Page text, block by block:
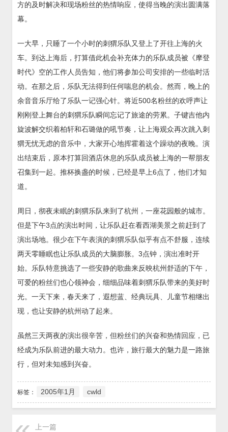
方的及时解决和现场粉丝的热情响应，使得当晚的演出圆满落
幕。
一大早，只睡了一个小时的刺猬乐队又登上了开往上海的火
车。到达上海后，打算借此机会补充体力的乐队成员被《摩登
时代》空的工作人员告知，他们将参加公司安排的一些临时活
动。在那之后，乐队无法得到任何喘息的机会。然而，晚上的
余音音乐厅给了乐队一记强心针。将近500名粉丝的欢呼声让
刚刚登上舞台的刺猬乐队瞬间忘记了旅途的劳累。子键吉他内
旋波解交织着柏轩和石璐做的吼节奏，让上海观众再次跳入刺
猬无忧无虑的音乐中，大家开心地挥霍着这个躁动的夜晚。演
出结束后，原本打算回酒店休息的乐队成员被上海的一帮朋友
召集到一起。推杯换盏的时候，已经是早上6点了，他们才知
道。
周日，彻夜未眠的刺猬乐队来到了杭州，一座花园般的城市。
但是下午3点的演出时间，让乐队赶在看西湖美景之前赶到了
演出场地。很少在下午表演的刺猬乐队似乎有点不舒服，连续
两天零睡眠也让乐队成员的大脑膨胀。3点钟，演出准时开
始。乐队特意挑选了一些安静的歌曲来反映杭州舒适的下午，
可爱的粉丝们也心领神会，细细品味着刺猬乐队带来的美好时
光。一天下来，春天来了，遐想蓝、经典玩具、儿童节相继出
现，也让安静的杭州动了起来。
虽然三天两夜的演出很辛苦，但粉丝们的兴奋和热情回应，已
经成为乐队前进的最大动力。也许，旅行最大的魅力是一路旅
行，但对未知感到兴奋。
标签： 2005年1月 cwld
上一篇